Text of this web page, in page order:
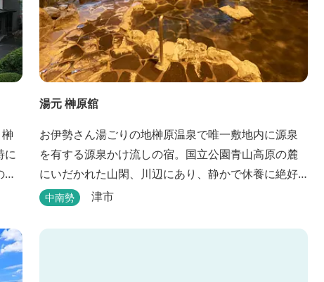
に
湯元 榊原舘
お伊勢さん湯ごりの地榊原温泉で唯一敷地内に源泉
を有する源泉かけ流しの宿。国立公園青山高原の麓
にいだかれた山閑、川辺にあり、静かで休養に絶好
の地です。ご宿泊、お夕席の他日帰り温泉も楽しめ
と健康をテーマとしたふるさと会席をご用意してい
中南勢 津市